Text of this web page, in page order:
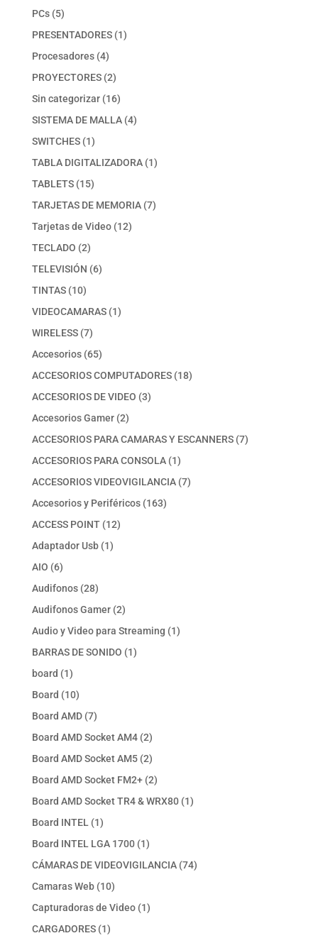
PCs 55
productos
PRESENTADORES 11
Procesadores 44
productos
PROYECTORES 22
productos
Sin categorizar 1616
productos
SISTEMA DE MALLA 44
SWITCHES 11
producto
TABLA DIGITALIZADORA 11
TABLETS 1515
productos
TARJETAS DE MEMORIA 77
Tarjetas de Video 1212
TECLADO 22
productos
TELEVISIÓN 66
TINTAS 1010
productos
VIDEOCAMARAS 11
WIRELESS 77
productos
Accesorios 6565
productos
ACCESORIOS COMPUTADORES 1818
ACCESORIOS DE VIDEO 33
Accesorios Gamer 22
productos
ACCESORIOS PARA CAMARAS Y ESCANNERS 77
ACCESORIOS PARA CONSOLA 11
producto
ACCESORIOS VIDEOVIGILANCIA 77
Accesorios y Periféricos 163163
ACCESS POINT 1212
Adaptador Usb 11
AIO 66
productos
Audifonos 2828
productos
Audifonos Gamer 22
productos
Audio y Video para Streaming 11
BARRAS DE SONIDO 11
board 11
producto
Board 1010
productos
Board AMD 77
productos
Board AMD Socket AM4 22
productos
Board AMD Socket AM5 22
productos
Board AMD Socket FM2+ 22
productos
Board AMD Socket TR4 & WRX80 11
Board INTEL 11
producto
Board INTEL LGA 1700 11
producto
CÁMARAS DE VIDEOVIGILANCIA 7474
Camaras Web 1010
productos
Capturadoras de Video 11
CARGADORES 11